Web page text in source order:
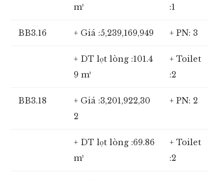
m²
:1
BB3.16 + Giá :5,239,169,949 + PN: 3
+ DT lọt lòng :101.4
9 m²
+ Toilet
:2
BB3.18
+ Giá :3,201,922,30
2
+ PN: 2
+ DT lọt lòng :69.86
m²
+ Toilet
:2